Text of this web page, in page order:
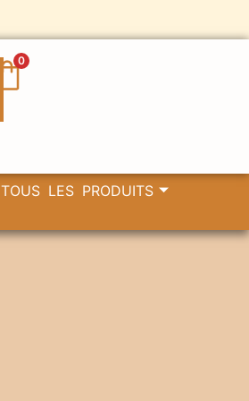
0
TOUS LES PRODUITS